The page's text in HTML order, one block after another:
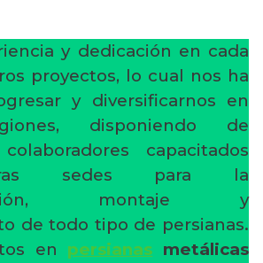
y dedicación en cada
proyectos, lo cual nos ha
y diversificarnos en
disponiendo de
capacitados
sedes para la
montaje y
de todo tipo de persianas.
en persianas metálicas